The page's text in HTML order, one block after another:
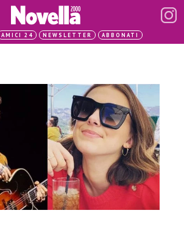
AMICI 24 NEWSLETTER ABBONATI